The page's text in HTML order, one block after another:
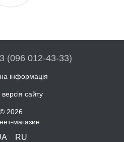
(096 012-43-33)
інформація
сайту
© 2026
магазин
RU